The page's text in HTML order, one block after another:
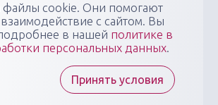
медицинских мероприятий
форумов, конференций,
классов в очных, онлайн- и
компетенции медицинских
всегда готовы ответить на
cookie. Они помогают
с сайтом. Вы
в нашей политике в
персональных данных.
Принять условия